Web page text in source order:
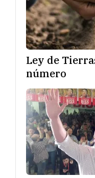
Ley de
número